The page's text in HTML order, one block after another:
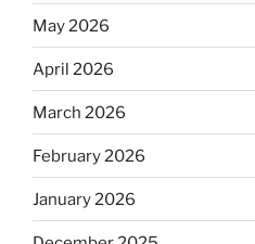
May 2026
April 2026
March 2026
February 2026
January 2026